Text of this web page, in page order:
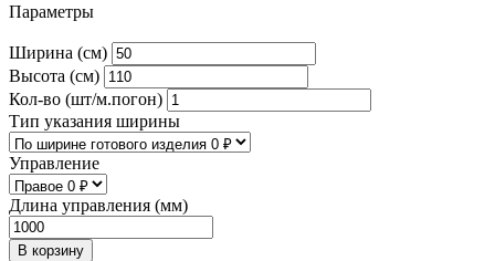
Параметры
Ширина (см)
Высота (см)
Кол-во (шт/м.погон)
Тип указания ширины
Управление
Длина управления (мм)
В корзину